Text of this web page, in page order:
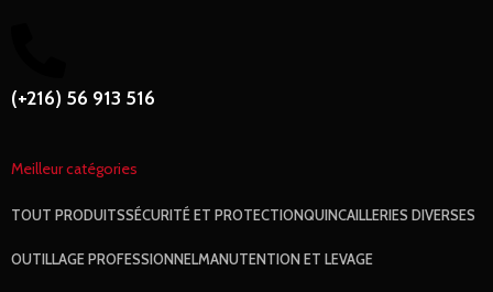
(+216) 56 913 516
Meilleur catégories
TOUT PRODUITSSÉCURITÉ ET PROTECTIONQUINCAILLERIES DIVERSES
OUTILLAGE PROFESSIONNELMANUTENTION ET LEVAGE